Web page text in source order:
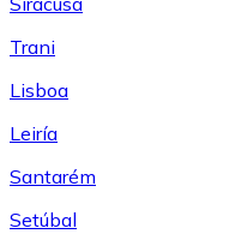
Trani
Lisboa
Leiría
Santarém
Setúbal